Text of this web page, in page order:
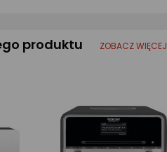
produktu ZOBACZ WIĘCEJ